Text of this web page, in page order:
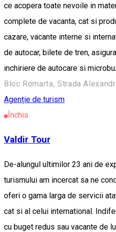
ce acopera toate nevoile in
complete de vacanta, cat si
cazare, vacante interne si
de autocar, bilete de tren,
inchiriere de autocare si
Agenție de turism
Închis
Valdir Tour
De-alungul ultimilor 23 ani de
turismului am incercat sa ne
oferi o gama larga de servicii
cat si al celui international.
cu buget redus sau vacante de